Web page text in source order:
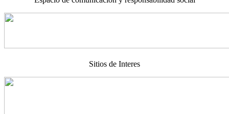
Sitios de Interes